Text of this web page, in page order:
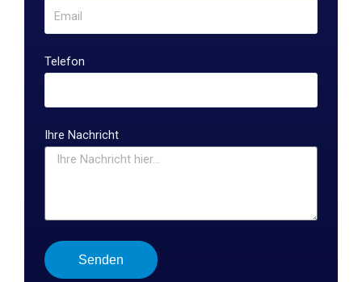
Telefon
Ihre Nachricht
Senden